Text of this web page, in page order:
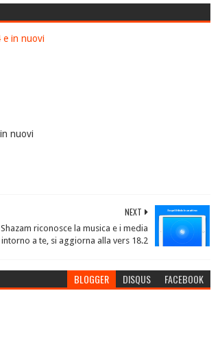
nuovi
NEXT
Shazam riconosce la musica e i media
intorno a te, si aggiorna alla vers 18.2
BLOGGER DISQUS FACEBOOK